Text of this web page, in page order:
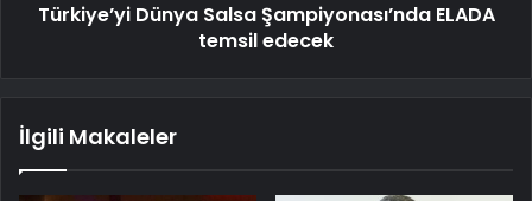
Türkiye’yi Dünya Salsa Şampiyonası’nda ELADA
temsil edecek
İlgili Makaleler